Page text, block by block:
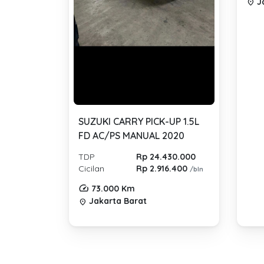
SUZUKI CARRY PICK-UP 1.5L
FD AC/PS MANUAL 2020
TDP
Rp 24.430.000
Cicilan
Rp 2.916.400/bln
73.000 Km
location_on Jakarta Barat
location_on